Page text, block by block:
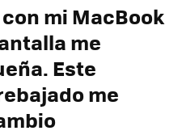
mi MacBook
me
Este
me